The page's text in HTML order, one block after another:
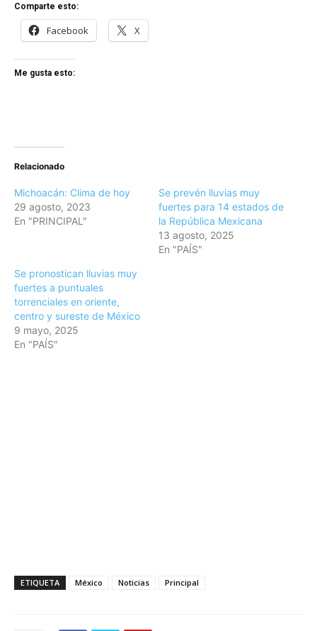
Comparte esto:
Facebook X
Me gusta esto:
Relacionado
Michoacán: Clima de hoy
29 agosto, 2023
En "PRINCIPAL"
Se prevén lluvias muy
fuertes para 14 estados de
la República Mexicana
13 agosto, 2025
En "PAÍS"
Se pronostican lluvias muy
fuertes a puntuales
torrenciales en oriente,
centro y sureste de México
9 mayo, 2025
En "PAÍS"
ETIQUETA México Noticias Principal